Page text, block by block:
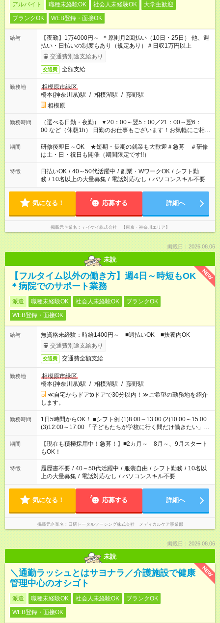
アルバイト 職種未経験OK 社会人未経験OK
大学生歓迎
ブランクOK
WEB登録・面接OK
給与
【夜勤】1万4000円～ ＊原則月2回払い（10日・25日） 他、週
払い・日払いの制度もあり（規定あり）＃日収1万円以上
交通費別途支給あり
交通費 全額支給
勤務地
相模原市緑区
橋本(神奈川県)駅 / 相模湖駅 / 藤野駅
相模原
勤務時間
（選べる日勤・夜勤） ▼20：00～翌5：00／21：00～翌6：
00 など（休憩1h） 日勤のお仕事もございます！お気軽にご相談
ください！
期間
研修後即日～OK ★短期・長期の就業も大歓迎＃急募 ＃研修
は土・日・祝日も開催（期間限定です!!）
特徴 日払いOK / 40～50代活躍中 / 副業・WワークOK / シフト勤
務 / 10名以上の大量募集 / 電話対応なし / パソコンスキル不要
気になる！ 応募する 詳細へ
掲載元企業名 テイケイ株式会社 【東京・神奈川エリア】
掲載日：2026.08.06
未読
NEW
【フルタイム以外の働き方】週4日～時短もOK
＊病院でのサポート業務
派遣 職種未経験OK 社会人未経験OK
ブランクOK
WEB登録・面接OK
給与
無資格未経験：時給1400円～ ■週払いOK ■扶養内OK
交通費別途支給あり
交通費 交通費全額支給
勤務地
相模原市緑区
橋本(神奈川県)駅 / 相模湖駅 / 藤野駅
≪自宅からドアtoドアで30分以内！≫ご希望の勤務地を紹介
します。
勤務時間
1日5時間からOK！ ■シフト例 (1)8:00～13:00 (2)10:00～15:00
(3)12:00～17:00 「子どもたちが学校に行く間だけ働きたい」
「余裕を持って夕飯の準備がしたい」 「午前中は働いて、午後
はプライベートの時間にしたい」 など、ご希望を教えてくださ
いね。 ※Wワーク希望の方へ 今ご覧のお仕事で希望する勤務時
間と、もう1つのお仕事の勤務時間。 合計で週40時間を超える
場合は応募できません。
期間
【現在も積極採用中！急募！】■2カ月～ 8月～、9月スタート
もOK！
特徴 履歴書不要 / 40～50代活躍中 / 服装自由 / シフト勤務 / 10名以
上の大量募集 / 電話対応なし / パソコンスキル不要
気になる！ 応募する 詳細へ
掲載元企業名 日研トータルソーシング株式会社 メディカルケア事業部
掲載日：2026.08.06
未読
NEW
＼通勤ラッシュとはサヨナラ／介護施設で健康
管理中心のオシゴト
派遣 職種未経験OK 社会人未経験OK
ブランクOK
WEB登録・面接OK